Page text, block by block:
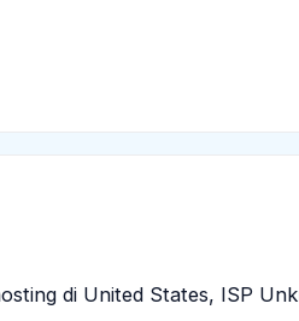
di United States, ISP